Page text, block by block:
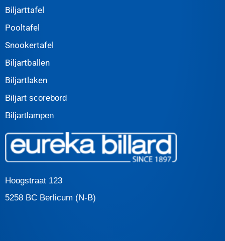
Biljarttafel
Pooltafel
Snookertafel
Biljartballen
Biljartlaken
Biljart scorebord
Biljartlampen
Hoogstraat 123
5258 BC Berlicum (N-B)